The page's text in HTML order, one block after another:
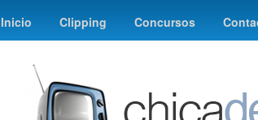
Inicio Clipping Concursos